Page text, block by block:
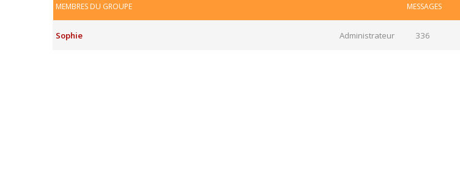
MEMBRES DU GROUPE MESSAGES
Administrateur
Sophie 336